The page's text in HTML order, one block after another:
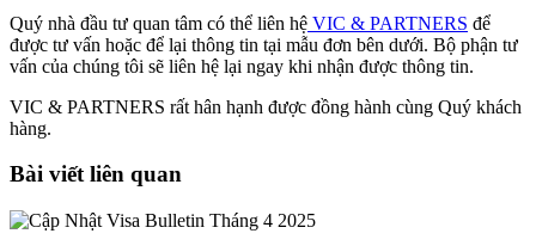
Quý nhà đầu tư quan tâm có thể liên hệ VIC & PARTNERS để
được tư vấn hoặc để lại thông tin tại mẫu đơn bên dưới. Bộ phận tư
vấn của chúng tôi sẽ liên hệ lại ngay khi nhận được thông tin.
VIC & PARTNERS rất hân hạnh được đồng hành cùng Quý khách
hàng.
Bài viết liên quan